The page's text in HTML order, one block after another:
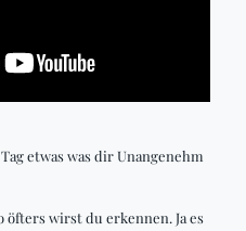
etwas was dir Unangenehm
öfters wirst du erkennen. Ja es